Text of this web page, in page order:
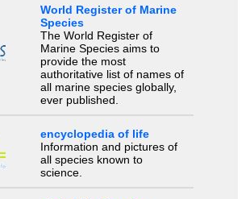
World Register of Marine
Species
The World Register of
Marine Species aims to
provide the most
authoritative list of names of
all marine species globally,
ever published.
encyclopedia of life
Information and pictures of
all species known to
science.